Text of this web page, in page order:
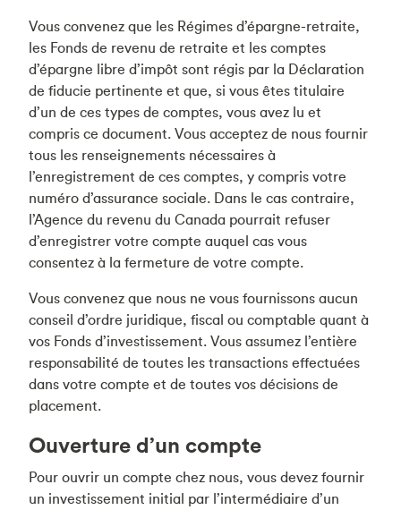
Vous convenez que les Régimes d’épargne-retraite,
les Fonds de revenu de retraite et les comptes
d’épargne libre d’impôt sont régis par la Déclaration
de fiducie pertinente et que, si vous êtes titulaire
d’un de ces types de comptes, vous avez lu et
compris ce document. Vous acceptez de nous fournir
tous les renseignements nécessaires à
l’enregistrement de ces comptes, y compris votre
numéro d’assurance sociale. Dans le cas contraire,
l’Agence du revenu du Canada pourrait refuser
d’enregistrer votre compte auquel cas vous
consentez à la fermeture de votre compte.
Vous convenez que nous ne vous fournissons aucun
conseil d’ordre juridique, fiscal ou comptable quant à
vos Fonds d’investissement. Vous assumez l’entière
responsabilité de toutes les transactions effectuées
dans votre compte et de toutes vos décisions de
placement.
Ouverture d’un compte
Pour ouvrir un compte chez nous, vous devez fournir
un investissement initial par l’intermédiaire d’un